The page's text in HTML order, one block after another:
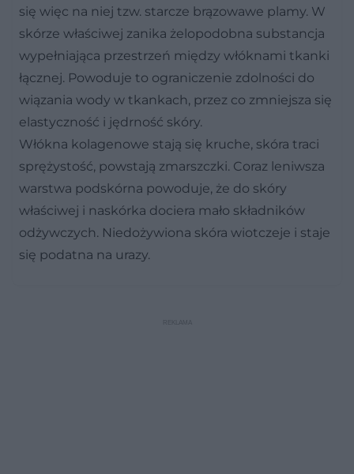
się więc na niej tzw. starcze brązowawe plamy. W
skórze właściwej zanika żelopodobna substancja
wypełniająca przestrzeń między włóknami tkanki
łącznej. Powoduje to ograniczenie zdolności do
wiązania wody w tkankach, przez co zmniejsza się
elastyczność i jędrność skóry.
Włókna kolagenowe stają się kruche, skóra traci
sprężystość, powstają zmarszczki. Coraz leniwsza
warstwa podskórna powoduje, że do skóry
właściwej i naskórka dociera mało składników
odżywczych. Niedożywiona skóra wiotczeje i staje
się podatna na urazy.